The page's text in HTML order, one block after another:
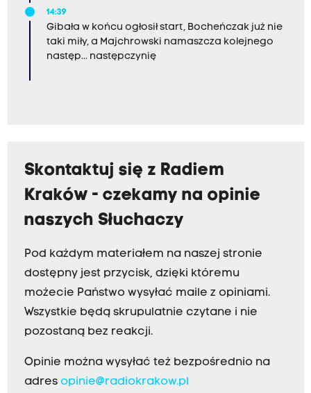
14:39
Gibała w końcu ogłosił start, Bocheńczak już nie
taki miły, a Majchrowski namaszcza kolejnego
następ... następczynię
Skontaktuj się z Radiem
Kraków - czekamy na opinie
naszych Słuchaczy
Pod każdym materiałem na naszej stronie
dostępny jest przycisk, dzięki któremu
możecie Państwo wysyłać maile z opiniami.
Wszystkie będą skrupulatnie czytane i nie
pozostaną bez reakcji.
Opinie można wysyłać też bezpośrednio na
adres opinie@radiokrakow.pl